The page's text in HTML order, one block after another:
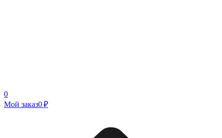
0
Мой заказ0 ₽